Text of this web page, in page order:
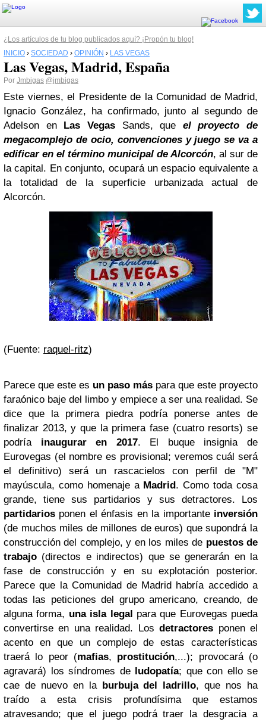
¿Los artículos de tu blog publicados aquí? ¡Propón tu blog!
INICIO › SOCIEDAD › OPINIÓN › LAS VEGAS
Las Vegas, Madrid, España
Por Jmbigas @jmbigas
Este viernes, el Presidente de la Comunidad de Madrid,
Ignacio González, ha confirmado, junto al segundo de
Adelson en Las VegasSands, que el proyecto de
megacomplejo de ocio, convenciones y juego se va a
edificar en el término municipal de Alcorcón, al sur de
la capital. En conjunto, ocupará un espacio equivalente a
la totalidad de la superficie urbanizada actual de
Alcorcón.
(Fuente: raquel-ritz)
Parece que este es un paso más para que este proyecto
faraónico baje del limbo y empiece a ser una realidad. Se
dice que la primera piedra podría ponerse antes de
finalizar 2013, y que la primera fase (cuatro resorts) se
podríainaugurar en 2017. El buque insignia de
Eurovegas (el nombre es provisional; veremos cuál será
el definitivo) será un rascacielos con perfil de "M"
mayúscula, como homenaje a Madrid. Como toda cosa
grande, tiene sus partidarios y sus detractores. Los
partidarios ponen el énfasis en la importanteinversión
(de muchos miles de millones de euros) que supondrá la
construcción del complejo, y en los miles de puestos de
trabajo (directos e indirectos) que se generarán en la
fase de construcción y en su explotación posterior.
Parece que la Comunidad de Madrid habría accedido a
todas las peticiones del grupo americano, creando, de
alguna forma, una isla legal para que Eurovegas pueda
convertirse en una realidad. Losdetractores ponen el
acento en que un complejo de estas características
traerá lo peor (mafias, prostitución,...); provocará (o
agravará) los síndromes de ludopatía; que con ello se
cae de nuevo en la burbuja del ladrillo, que nos ha
traído a esta crisis profundísima que estamos
atravesando; que el juego podrá traer la desgracia a